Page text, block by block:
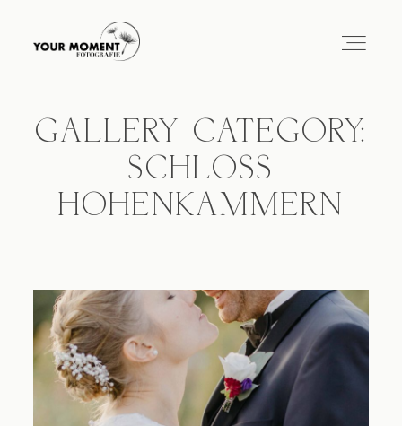
HOME
ÜBER MICH
BLOG
KONTAKT
GALLERY CATEGORY:
SCHLOSS
HOHENKAMMERN